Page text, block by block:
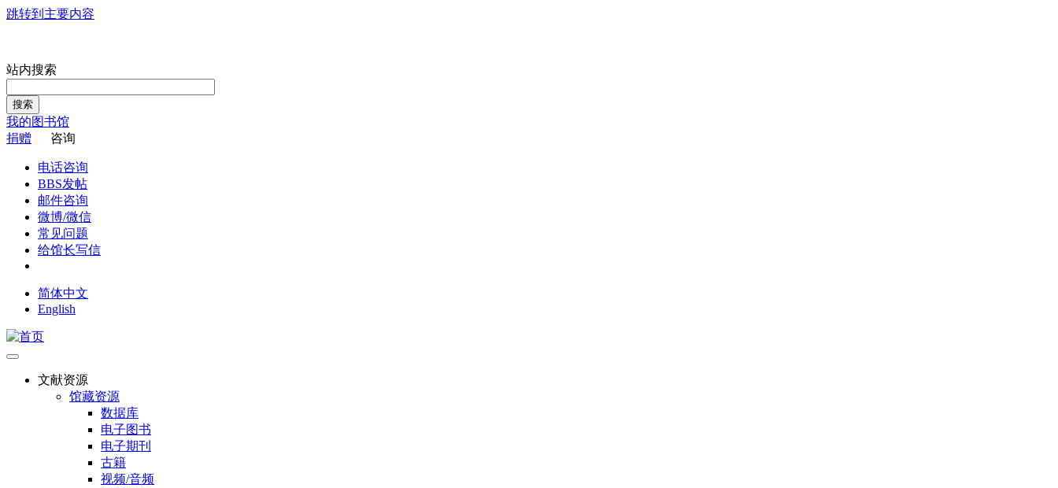
跳转到主要内容
站内搜索
搜索
我的图书馆
捐赠
咨询
电话咨询
BBS发帖
邮件咨询
微博/微信
常见问题
给馆长写信
简体中文
English
文献资源
馆藏资源
数据库
电子图书
电子期刊
古籍
视频/音频